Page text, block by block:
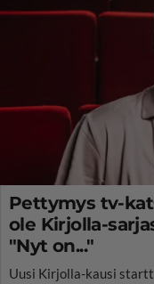
Pettymys tv-
ole Kirjolla-
"Nyt on..."
Uusi Kirjolla-kausi